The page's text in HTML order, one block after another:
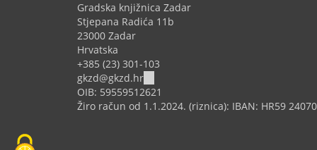
Gradska knjižnica Zadar
Stjepana Radića 11b
23000 Zadar
Hrvatska
+385 (23) 301-103
gkzd@gkzd.hr
sends
e-
mail)
OIB: 59559512621
Žiro račun od 1.1.2024. (riznica): IBAN: HR59